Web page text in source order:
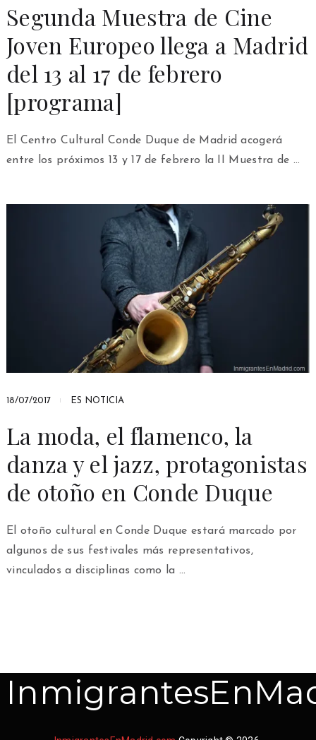
Segunda Muestra de Cine
Joven Europeo llega a Madrid
del 13 al 17 de febrero
[programa]
El Centro Cultural Conde Duque de Madrid acogerá
entre los próximos 13 y 17 de febrero la II Muestra de …
18/07/2017 ES NOTICIA
La moda, el flamenco, la
danza y el jazz, protagonistas
de otoño en Conde Duque
El otoño cultural en Conde Duque estará marcado por
algunos de sus festivales más representativos,
vinculados a disciplinas como la …